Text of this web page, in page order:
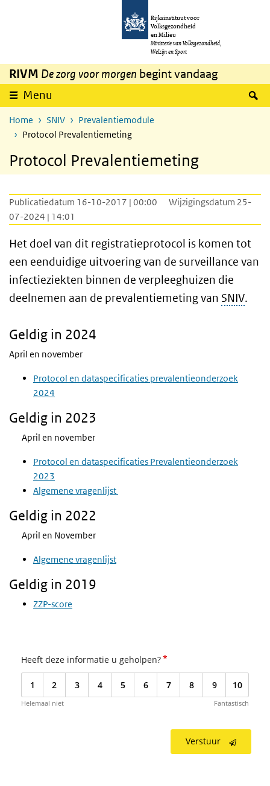
Overslaan en naar de inhoud gaan
Rijksinstituut voor
Volksgezondheid
en Milieu
Ministerie van Volksgezondheid,
Welzijn en Sport
RIVM De zorg voor morgen begint vandaag
Menu
Home SNIV
Prevalentiemodule
Protocol Prevalentiemeting
Protocol Prevalentiemeting
Publicatiedatum 16-10-2017 | 00:00
Wijzigingsdatum 25-
07-2024 | 14:01
Het doel van dit registratieprotocol is komen tot
een eenduidige uitvoering van de surveillance van
infectieziekten binnen de verpleeghuizen die
deelnemen aan de prevalentiemeting van SNIV.
Geldig in 2024
April en november
Protocol en dataspecificaties prevalentieonderzoek
2024
Geldig in 2023
April en november
Protocol en dataspecificaties Prevalentieonderzoek
2023
Algemene vragenlijst
Geldig in 2022
April en November
Algemene vragenlijst
Geldig in 2019
ZZP-score
Heeft deze informatie u geholpen?*
1 2 3 4 5 6 7 8 9 10
Helemaal niet Fantastisch
Verstuur